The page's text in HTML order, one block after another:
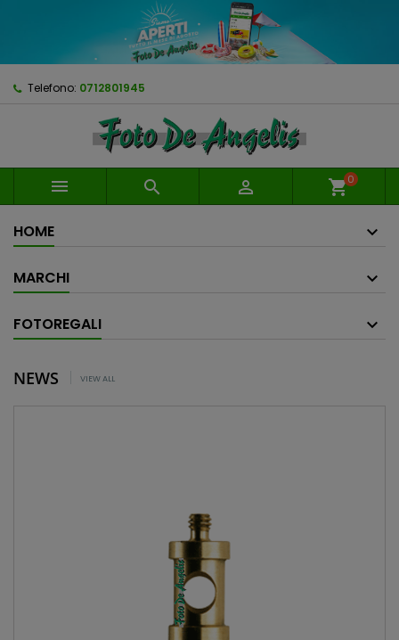
Telefono: 0712801945
   shopping_cart0
HOME
MARCHI
FOTOREGALI
NEWS VIEW ALL